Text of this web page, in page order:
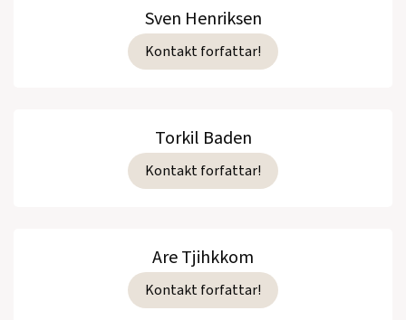
Sven Henriksen
Kontakt forfattar!
Torkil Baden
Kontakt forfattar!
Are Tjihkkom
Kontakt forfattar!